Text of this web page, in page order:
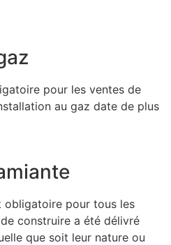
pour les ventes de
au gaz date de plus
obligatoire pour tous les
construire a été délivré
que soit leur nature ou